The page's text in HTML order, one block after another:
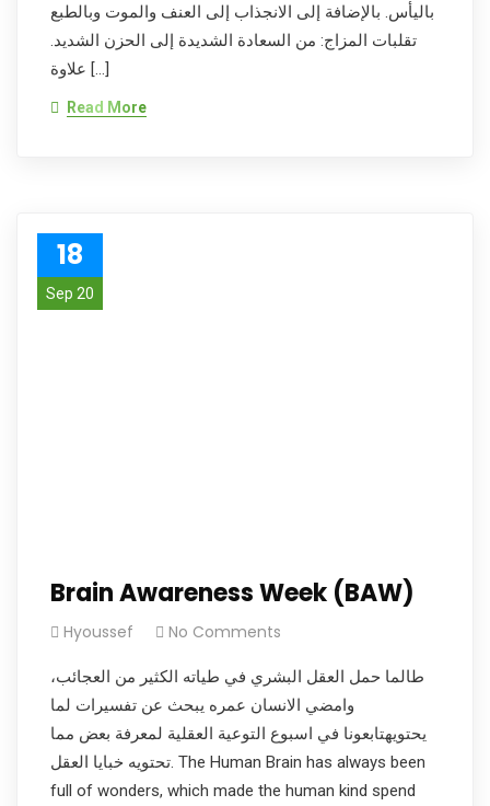
باليأس. بالإضافة إلى الانجذاب إلى العنف والموت وبالطبع
تقلبات المزاج: من السعادة الشديدة إلى الحزن الشديد.
علاوة […]
Read More
18
Sep 20
Brain Awareness Week (BAW)
Hyoussef No Comments
طالما حمل العقل البشري في طياته الكثير من العجائب،
وامضي الانسان عمره يبحث عن تفسيرات لما
يحتويهتابعونا في اسبوع التوعية العقلية لمعرفة بعض مما
تحتويه خبايا العقل. The Human Brain has always been
full of wonders, which made the human kind spend